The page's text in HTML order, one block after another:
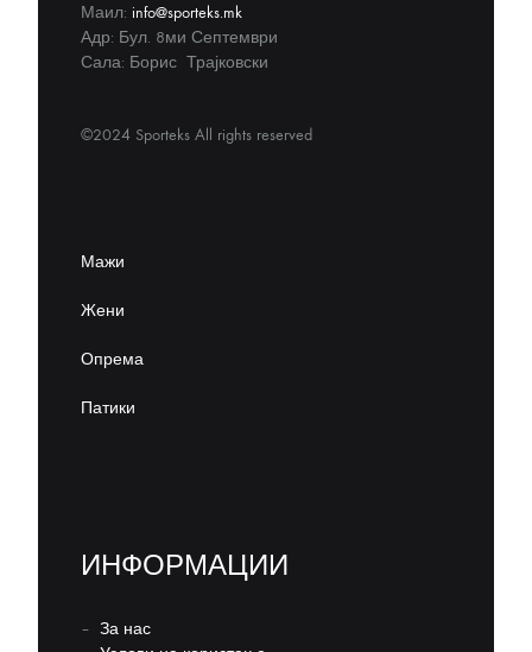
Маил: info@sporteks.mk
Адр: Бул. 8ми Септември
Сала: Борис Трајковски
©2024 Sporteks All rights reserved
Мажи
Жени
Опрема
Патики
ИНФОРМАЦИИ
– За нас